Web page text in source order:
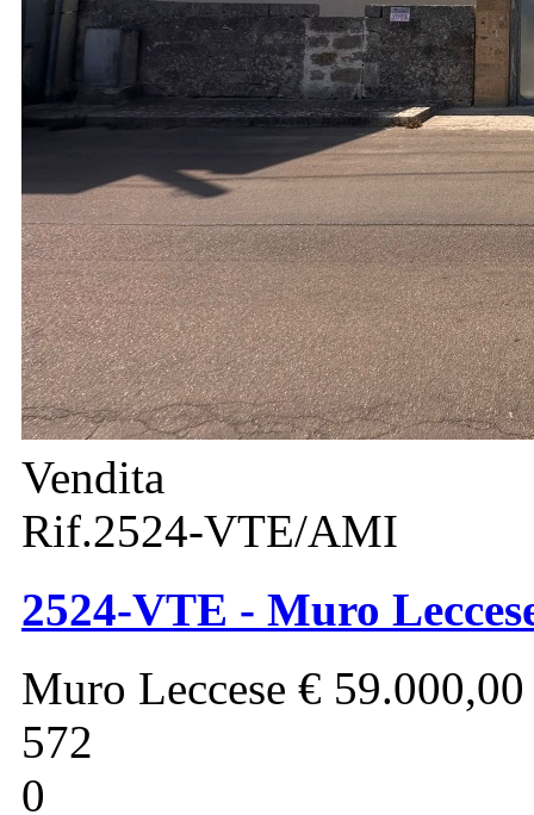
Vendita
Rif.2524-VTE/AMI
2524-VTE - Muro
Muro Leccese € 59.000,00
572
0